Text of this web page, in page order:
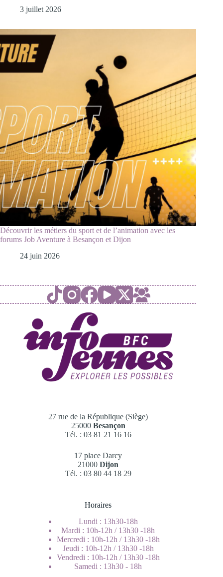
3 juillet 2026
Découvrir les métiers du sport et de l’animation avec les
forums Job Aventure à Besançon et Dijon
24 juin 2026
27 rue de la République (Siège)
25000 Besançon
Tél. : 03 81 21 16 16
17 place Darcy
21000Dijon
Tél. : 03 80 44 18 29
Horaires
Lundi : 13h30-18h
Mardi : 10h-12h / 13h30 -18h
Mercredi : 10h-12h / 13h30 -18h
Jeudi : 10h-12h / 13h30 -18h
Vendredi : 10h-12h / 13h30 -18h
Samedi : 13h30 - 18h